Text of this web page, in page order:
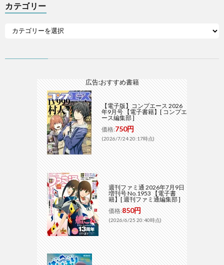
カテゴリー
広告:おすすめ書籍
【電子版】コンプエース 2026
年9月号 【電子書籍】[ コンプエ
ース編集部 ]
価格:750円
(2026/7/24 20:17時点)
週刊ファミ通 2026年7月9日
増刊号 No.1953 【電子書
籍】[ 週刊ファミ通編集部 ]
価格:850円
(2026/6/25 20:40時点)